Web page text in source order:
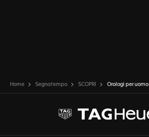
Home Segnatempo SCOPRI Orologi per uomo